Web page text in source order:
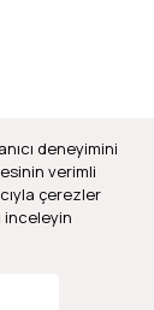
deneyimini
verimli
çerezler
inceleyin
Hakları Saklıdır.